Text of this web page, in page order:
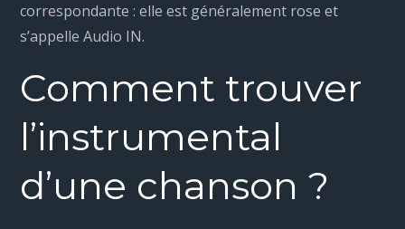
correspondante : elle est généralement rose et
s’appelle Audio IN.
Comment trouver
l’instrumental
d’une chanson ?